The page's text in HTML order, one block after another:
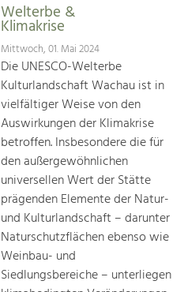
Welterbe &
Klimakrise
Mittwoch, 01. Mai 2024
Die UNESCO-Welterbe
Kulturlandschaft Wachau ist in
vielfältiger Weise von den
Auswirkungen der Klimakrise
betroffen. Insbesondere die für
den außergewöhnlichen
universellen Wert der Stätte
prägenden Elemente der Natur-
und Kulturlandschaft – darunter
Naturschutzflächen ebenso wie
Weinbau- und
Siedlungsbereiche – unterliegen